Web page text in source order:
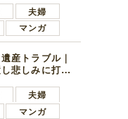
夫婦
マンガ
産トラブル｜
悲しみに打ち
夫婦
マンガ